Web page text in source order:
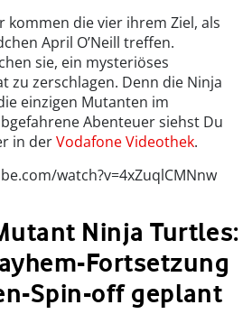
kommen die vier ihrem Ziel, als
April O’Neill treffen.
sie, ein mysteriöses
zu zerschlagen. Denn die Ninja
einzigen Mutanten im
Abenteuer siehst Du
in derVodafone Videothek.
watch?v=4xZuqlCMNnw
Ninja Turtles:
Fortsetzung
Spin-off geplant